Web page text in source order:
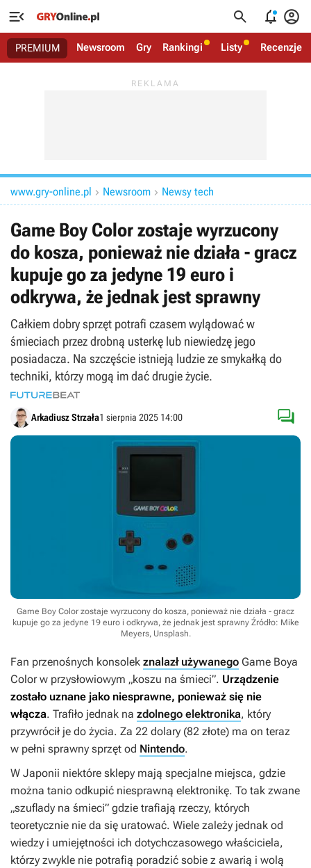
   
PREMIUM Newsroom Gry Rankingi Listy Recenzje
www.gry-online.pl  Newsroom  Newsy tech
Game Boy Color zostaje wyrzucony
do kosza, ponieważ nie działa - gracz
kupuje go za jedyne 19 euro i
odkrywa, że jednak jest sprawny
Całkiem dobry sprzęt potrafi czasem wylądować w
śmieciach przez drobną usterkę lub niewiedzę jego
posiadacza. Na szczęście istnieją ludzie ze smykałką do
techniki, którzy mogą im dać drugie życie.
Arkadiusz Strzała1 sierpnia 2025 14:00 
Game Boy Color zostaje wyrzucony do kosza, ponieważ nie działa - gracz
kupuje go za jedyne 19 euro i odkrywa, że jednak jest sprawny Źródło: Mike
Meyers, Unsplash.
Fan przenośnych konsolek znalazł używanego Game Boya
Color w przysłowiowym „koszu na śmieci”. Urządzenie
zostało uznane jako niesprawne, ponieważ się nie
włącza. Trafiło jednak na zdolnego elektronika, który
przywrócił je do życia. Za 22 dolary (82 złote) ma on teraz
w pełni sprawny sprzęt od Nintendo.
W Japonii niektóre sklepy mają specjalne miejsca, gdzie
można tanio odkupić niesprawną elektronikę. To tak zwane
„szuflady na śmieci” gdzie trafiają rzeczy, których
teoretycznie nie da się uratować. Wiele zależy jednak od
wiedzy i umiejętności ich dotychczasowego właściciela,
którzy zwykle nie potrafią poradzić sobie z awarią i wolą